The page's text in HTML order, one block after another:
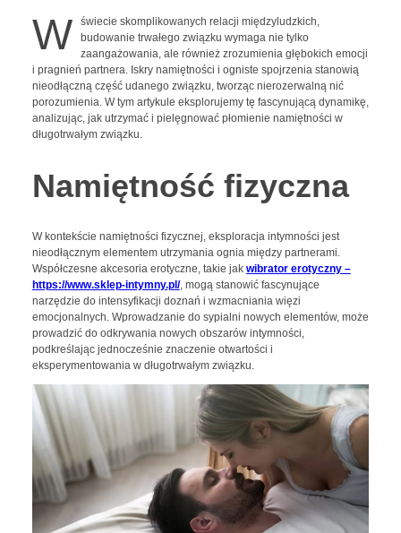
W
świecie skomplikowanych relacji międzyludzkich,
budowanie trwałego związku wymaga nie tylko
zaangażowania, ale również zrozumienia głębokich emocji
i pragnień partnera. Iskry namiętności i ogniste spojrzenia stanowią
nieodłączną część udanego związku, tworząc nierozerwalną nić
porozumienia. W tym artykule eksplorujemy tę fascynującą dynamikę,
analizując, jak utrzymać i pielęgnować płomienie namiętności w
długotrwałym związku.
Namiętność fizyczna
W kontekście namiętności fizycznej, eksploracja intymności jest
nieodłącznym elementem utrzymania ognia między partnerami.
Współczesne akcesoria erotyczne, takie jak wibrator erotyczny –
https://www.sklep-intymny.pl/, mogą stanowić fascynujące
narzędzie do intensyfikacji doznań i wzmacniania więzi
emocjonalnych. Wprowadzanie do sypialni nowych elementów, może
prowadzić do odkrywania nowych obszarów intymności,
podkreślając jednocześnie znaczenie otwartości i
eksperymentowania w długotrwałym związku.